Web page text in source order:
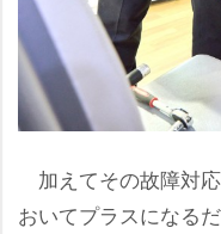
加えてその故障対
おいてプラスになる